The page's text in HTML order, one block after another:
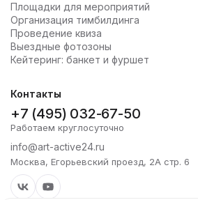
Площадки для мероприятий
Организация тимбилдинга
Проведение квиза
Выездные фотозоны
Кейтеринг: банкет и фуршет
Контакты
+7 (495) 032-67-50
Работаем круглосуточно
info@art-active24.ru
Москва, Егорьевский проезд, 2А стр. 6